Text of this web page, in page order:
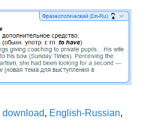
download, English-Russian,